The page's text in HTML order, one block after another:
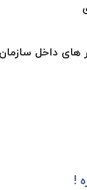
های داخل سازمان
!